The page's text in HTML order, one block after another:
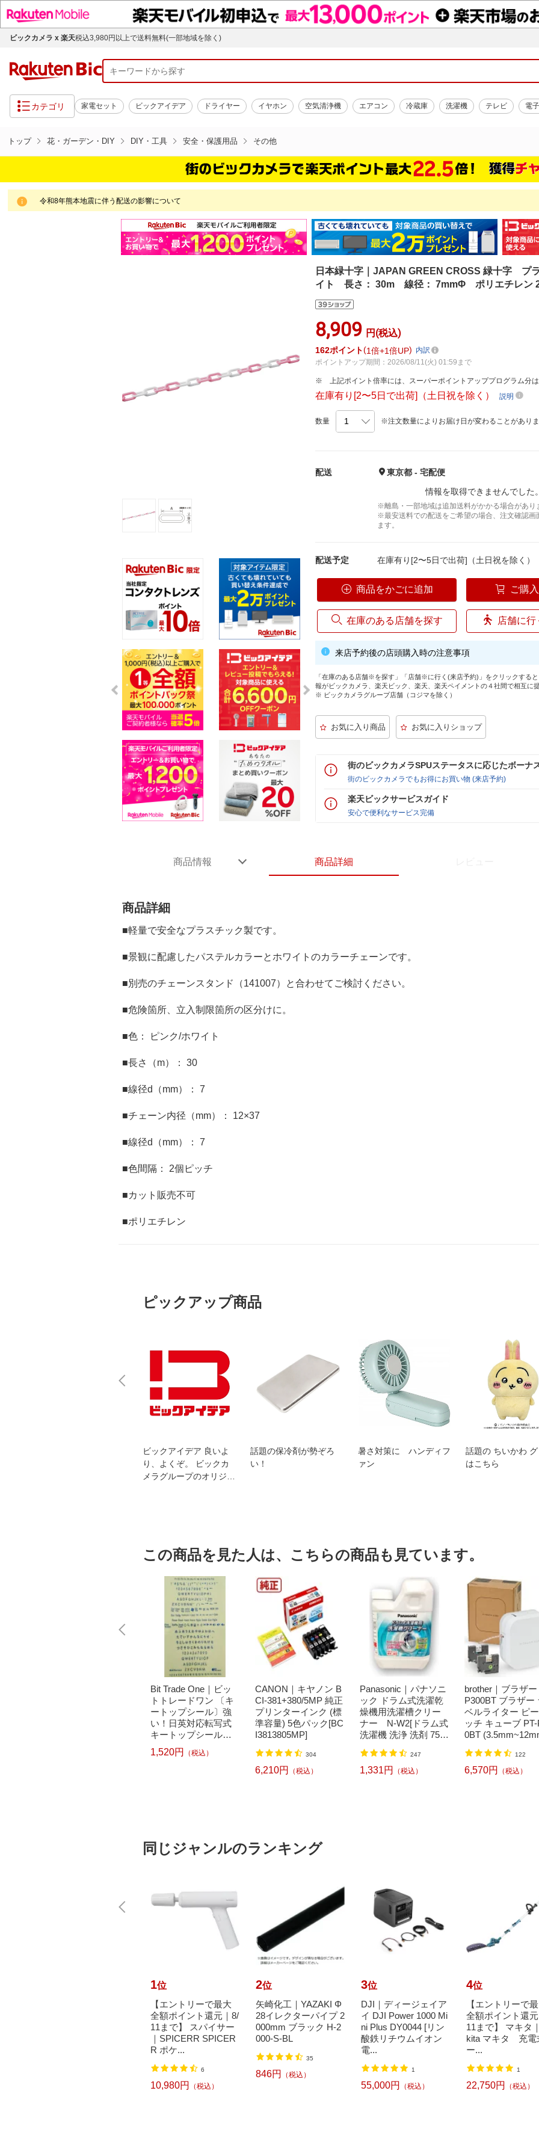
ビックカメラ x 楽天税込3,980円以上で送料無料(一部地域を除く)
カテゴリ 家電セット ビックアイデア ドライヤー イヤホン 空気清浄機 エアコン 冷蔵庫 洗濯機 テレビ 電
トップ 花・ガーデン・DIY DIY・工具 安全・保護用品 その他
令和8年熊本地震に伴う配送の影響について
日本緑十字｜JAPAN GREEN CROSS 緑十字 プ
イト 長さ： 30m 線径： 7mmΦ ポリエチレン
8,909 円(税込)
162ポイント 1倍 1倍UP
内訳
ポイントアップ期間：2026/08/11(火) 01:59まで
上記ポイント倍率には、スーパーポイントアッププログラム分
在庫有り[2〜5日で出荷]（土日祝を除く）説明
数量 ※注文数量によりお届け日が変わることがあり
配送
東京都 - 宅配便
情報を取得できませんでし
※離島・一部地域は追加送料がかかる場合があり
※最安送料での配送をご希望の場合、注文確認
ます。
配送予定 在庫有り[2〜5日で出荷]（土日祝を除く）
商品をかごに追加 ご購
在庫のある店舗を探す 店舗に
来店予約後の店頭購入時の注意事項
「在庫のある店舗※を探す」「店舗※に行く(来店予約)」をクリックする
報がビックカメラ、楽天ビック、楽天、楽天ペイメントの４社間で相互に
※ ビックカメラグループ店舗（コジマを除く）
街のビックカメラSPUステータスに応じたボーナ
街のビックカメラでもお得にお買い物 (来店予約)
楽天ビックサービスガイド
安心で便利なサービス完備
商品情報 商品詳細
商品詳細
■軽量で安全なプラスチック製です。
■景観に配慮したパステルカラーとホワイトのカラーチェーンです。
■別売のチェーンスタンド（141007）と合わせてご検討ください。
■危険箇所、立入制限箇所の区分けに。
■色： ピンク/ホワイト
■長さ（m）： 30
■線径d（mm）： 7
■チェーン内径（mm）： 12×37
■線径d（mm）： 7
■色間隔： 2個ピッチ
■カット販売不可
■ポリエチレン
ピックアップ商品
ビックアイデア 良いよ
り、よくぞ。 ビックカ
メラグループのオリジナ
話題の保冷剤が勢ぞろ
い！
暑さ対策に ハンディフ
ァン
話題の ちいかわ
はこちら
この商品を見た人は、こちらの商品も見ています。
Bit Trade One｜ビッ
トトレードワン 〔キ
ートップシール〕強
い！日英対応転写式
キートップシールセ
ット ブルー DYKTSB
L
1,520円 （税込）
CANON｜キヤノン B
CI-381+380/5MP 純正
プリンターインク (標
準容量) 5色パック[BC
I3813805MP]
304
6,210円 （税込）
Panasonic｜パナソニ
ック ドラム式洗濯乾
燥機用洗濯槽クリー
ナー N-W2[ドラム式
洗濯機 洗浄 洗剤 750
247
1,331円 （税込）
brother｜ブラザー
P300BT ブラザー
ベルライター ピ
ッチ キューブ
0BT
CH CUBE（ピー
チキューブ）
122
6,570円 （税込）
同じジャンルのランキング
1位
【エントリーで最大
全額ポイント還元｜8/
11まで】 スパイサー
｜SPICERR SPICER
R ポケ...
6
10,980円 （税込）
2位
矢崎化工｜YAZAKI Φ
28イレクターパイプ 2
000mm ブラック H-2
000-S-BL
35
846円 （税込）
3位
DJI｜ディージェイア
イ DJI Power 1000 Mi
ni Plus DY0044 [リン
酸鉄リチウムイオン
電...
1
55,000円 （税込）
4位
【エントリーで
全額ポイント還
11まで】 マキタ
kita マキタ 充電
ー...
1
22,750円 （税込）